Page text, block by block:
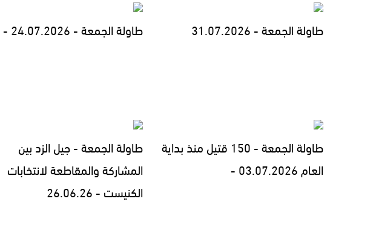
طاولة الجمعة - 31.07.2026 طاولة الجمعة - 24.07.2026 -
طاولة الجمعة - 150 قتيل منذ بداية
العام 03.07.2026 -
طاولة الجمعة - جيل الزد بين
المشاركة والمقاطعة لانتخابات
الكنيست - 26.06.26